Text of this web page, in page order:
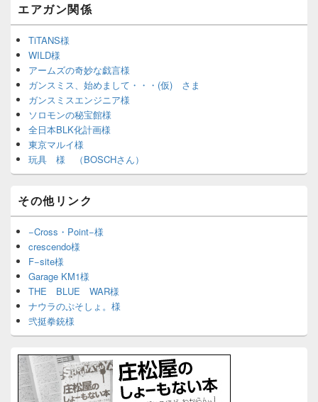
エアガン関係
TiTANS様
WILD様
アームズの奇妙な戯言様
ガンスミス、始めまして・・・(仮) さま
ガンスミスエンジニア様
ソロモンの秘宝館様
全日本BLK化計画様
東京マルイ様
玩具 様 （BOSCHさん）
その他リンク
−Cross・Point−様
crescendo様
F−site様
Garage KM1様
THE BLUE WAR様
ナウラのぷそしょ。様
弐挺拳銃様